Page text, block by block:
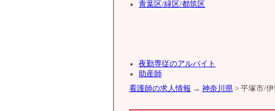
青葉区/緑区/都筑区
夜勤専従のアルバイト
助産師
看護師の求人情報 → 神奈川県> 平塚市/伊